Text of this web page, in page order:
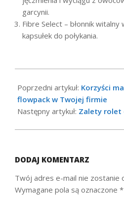
garcynii.
Fibre Select – błonnik
kapsułek do połykania.
09-
28
Poprzedni artykuł: Korzyści
flowpack w Twojej firmie
Następny artykuł: Zalety rolet
DODAJ KOMENTARZ
Twój adres e-mail nie zostanie
Wymagane pola są oznaczone *